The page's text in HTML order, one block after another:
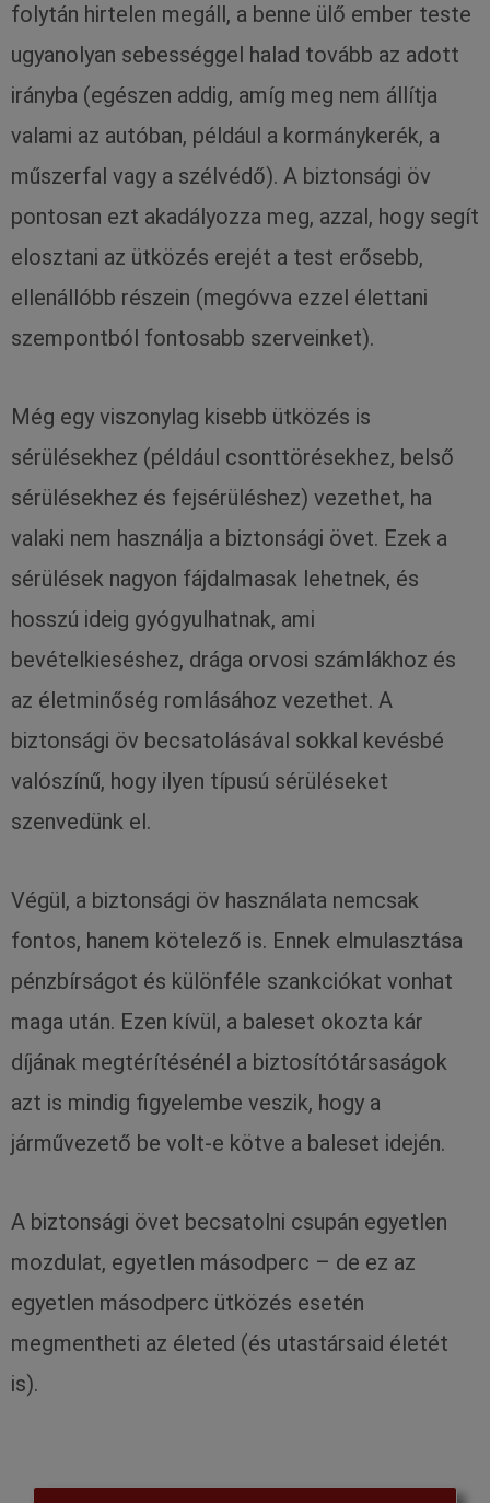
folytán hirtelen megáll, a benne ülő ember teste
ugyanolyan sebességgel halad tovább az adott
irányba (egészen addig, amíg meg nem állítja
valami az autóban, például a kormánykerék, a
műszerfal vagy a szélvédő). A biztonsági öv
pontosan ezt akadályozza meg, azzal, hogy segít
elosztani az ütközés erejét a test erősebb,
ellenállóbb részein (megóvva ezzel élettani
szempontból fontosabb szerveinket).
Még egy viszonylag kisebb ütközés is
sérülésekhez (például csonttörésekhez, belső
sérülésekhez és fejsérüléshez) vezethet, ha
valaki nem használja a biztonsági övet. Ezek a
sérülések nagyon fájdalmasak lehetnek, és
hosszú ideig gyógyulhatnak, ami
bevételkieséshez, drága orvosi számlákhoz és
az életminőség romlásához vezethet. A
biztonsági öv becsatolásával sokkal kevésbé
valószínű, hogy ilyen típusú sérüléseket
szenvedünk el.
Végül, a biztonsági öv használata nemcsak
fontos, hanem kötelező is. Ennek elmulasztása
pénzbírságot és különféle szankciókat vonhat
maga után. Ezen kívül, a baleset okozta kár
díjának megtérítésénél a biztosítótársaságok
azt is mindig figyelembe veszik, hogy a
járművezető be volt-e kötve a baleset idején.
A biztonsági övet becsatolni csupán egyetlen
mozdulat, egyetlen másodperc – de ez az
egyetlen másodperc ütközés esetén
megmentheti az életed (és utastársaid életét
is).